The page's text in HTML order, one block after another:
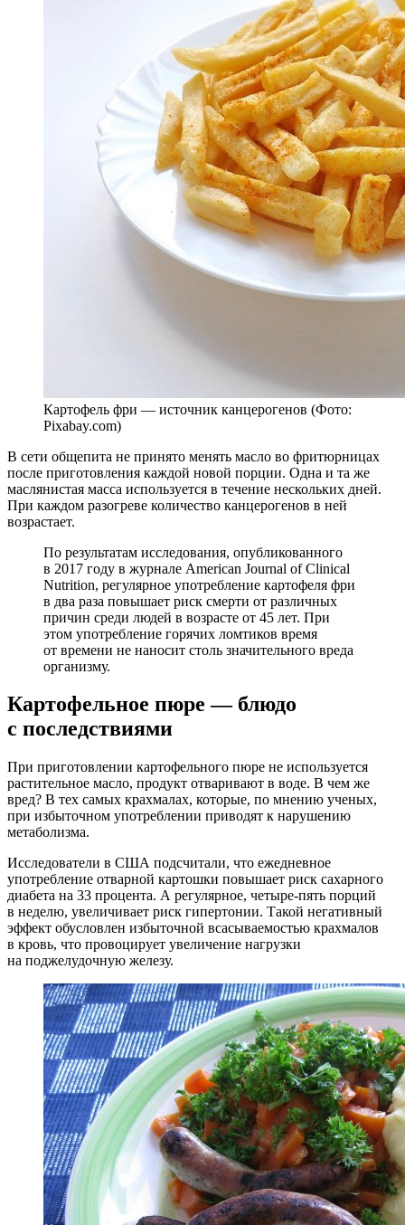
Картофель фри — источник канцерогенов (Фото:
Pixabay.com)
В сети общепита не принято менять масло во фритюрницах
после приготовления каждой новой порции. Одна и та же
маслянистая масса используется в течение нескольких дней.
При каждом разогреве количество канцерогенов в ней
возрастает.
По результатам исследования, опубликованного
в 2017 году в журнале American Journal of Clinical
Nutrition, регулярное употребление картофеля фри
в два раза повышает риск смерти от различных
причин среди людей в возрасте от 45 лет. При
этом употребление горячих ломтиков время
от времени не наносит столь значительного вреда
организму.
Картофельное пюре — блюдо
с последствиями
При приготовлении картофельного пюре не используется
растительное масло, продукт отваривают в воде. В чем же
вред? В тех самых крахмалах, которые, по мнению ученых,
при избыточном употреблении приводят к нарушению
метаболизма.
Исследователи в США подсчитали, что ежедневное
употребление отварной картошки повышает риск сахарного
диабета на 33 процента. А регулярное, четыре-пять порций
в неделю, увеличивает риск гипертонии. Такой негативный
эффект обусловлен избыточной всасываемостью крахмалов
в кровь, что провоцирует увеличение нагрузки
на поджелудочную железу.